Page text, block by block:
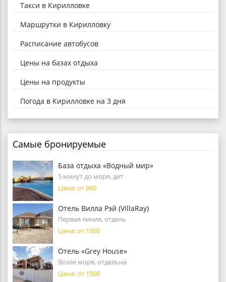
Такси в Кирилловке
Маршрутки в Кирилловку
Расписание автобусов
Цены на базах отдыха
Цены на продукты
Погода в Кирилловке на 3 дня
Самые бронируемые
База отдыха «Водный мир»
5 минут до моря, дет
Цена: от 900
Отель Вилла Рэй (VillaRay)
Первая линия, отдель
Цена: от 1000
Отель «Grey House»
Возле моря, отдельна
Цена: от 1500